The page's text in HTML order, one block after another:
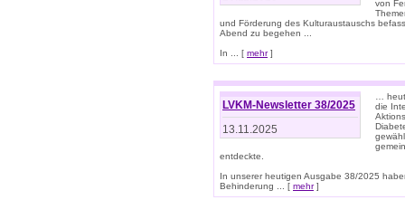
von
und Förderung des Kulturaustauschs
Abend zu begehen ...
In ... [ mehr]
LVKM-Newsletter 38/2025
13.11.2025
…
die
entdeckte.
In unserer heutigen Ausgabe 38/2025
Behinderung ... [ mehr]